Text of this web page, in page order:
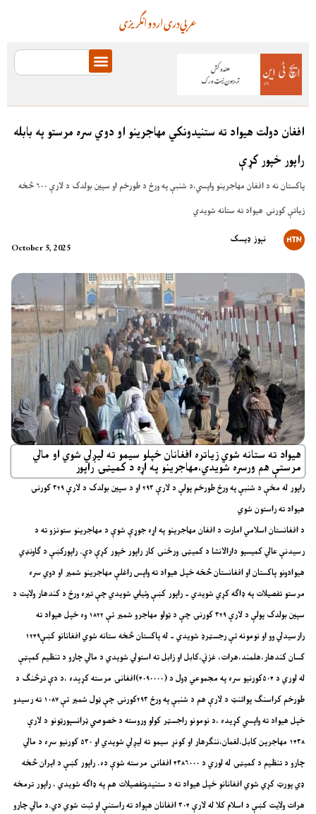
انگریزیاردودریعربي
افغان دولت هيواد ته ستنيدونکي مهاجرينو او دوي سره مرستو په بابله
راپور خپور کړې
پاکستان نه د افغان مهاجرينو واپسي،د شنبې په ورځ د طورخم او سپين بولدک د لارې ۶۰۰ څخه
زياتې کورنۍ هيواد ته ستانه شويدي
October 5, 2025
نېوز ډیسک
هيواد ته ستانه شوي زياتره افغانان خپلو سيمو ته ليږلي شوي او مالي
مرستې هم ورسره شويدي،مهاجرينو په اړه د کميټۍ راپور
راپور له مخې د شنبې په ورځ طورخم پولې د لارې ۲۹۳ او د سپين بولدک د لارې ۳۲۹ کورنۍ
هيواد ته راستون شوي
د افغانستان اسلامي امارت د افغان مهاجرینو په اړه جوړې شوې د مهاجرینو ستونزو ته د
رسیدنې عالي کمیسیو دارالانشا د کمیټۍ ورځنۍ کار راپور خپور کړې دې. راپورکښې د ګاونډي
هيوادونو پاکستان او افغانستان څخه خپل هيواد ته واپس راغلې مهاجرينو شمير او دوي سره
مرستو تفصيلات په ډاګه کړي شويدي ۔ راپور کښې وئيلي شويدي چې تيره ورځ د کندهار ولايت د
سپين بولدک پولې د لارې ۳۲۹ کورنۍ چې د ټولو مهاجرو شمير ئې ۱۸۲۲ وه خپل هيواد ته
رارسيدلي وو او نومونه ئې رجسټرډ شويدي ۔ له پاکستان څخه ستانه شوي افغانانو کښې۱۲۴۹
کسان کندهار،هلمند،هرات، غزني،کابل او زابل ته استولي شويدي د مالي چارو د تنظیم کمېټې
له لوري د ۵۰۴کورنیو سره په مجموعي ډول د (۴۰۹۰۰۰۰)افغانۍ مرسته کړېده ،د دې ترڅنګ د
طورخم کراسنګ پوائنټ د لارې هم د شنبې په ورځ ۲۹۳کورنۍ چې ټول شمير ئې ۱۰۸۷ ته رسيدو
خپل هيواد ته واپسي کړيده ،د نومونو راجسټر کولو وروسته د خصوصي ټرانسپورټونو د لارې
۱۴۳۸ مهاجرين کابل،لغمان،ننګرهار او کونړ سيمو ته ليږلي شويدي او ۵۳۰ کورنيو سره د مالي
چارو د تنظيم د کميټۍ له لوري د ۴۳۸۶۰۰۰ افغانۍ مرسته شوې ده. راپور کښې د ايران څخه
ډي پورټ کړي شوي افغانانو خپل هيواد ته د ستنيدوتفصيلات هم په ډاګه شويدي ، راپور ترمخه
هرات ولايت کښې د اسلام کلا له لارې ۳۰۴ افغانان هېواد ته راستنې او ثبت شوي دي.د مالي چارو